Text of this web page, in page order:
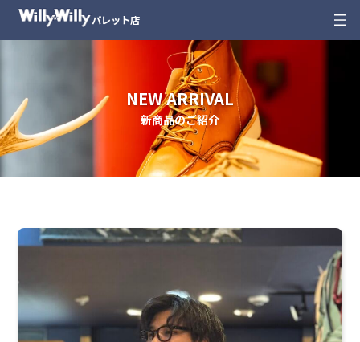
プ
パレット店
NEW ARRIVAL
新商品のご紹介